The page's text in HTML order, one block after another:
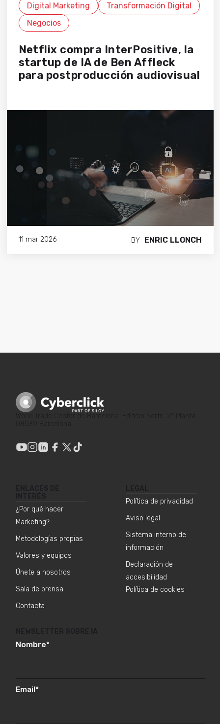
Digital Marketing
Transformación Digital
Negocios
Netflix compra InterPositive, la
startup de IA de Ben Affleck
para postproducción audiovisual
11 mar 2026 BY ENRIC LLONCH
¿Por qué hacer
Marketing?
Metodologías propias
Valores y equipos
Únete a nosotros
Sala de prensa
Contacta
Política de privacidad
Aviso legal
Sistema interno de
información
Declaración de
accesibilidad
Política de cookies
Nombre*
Email*